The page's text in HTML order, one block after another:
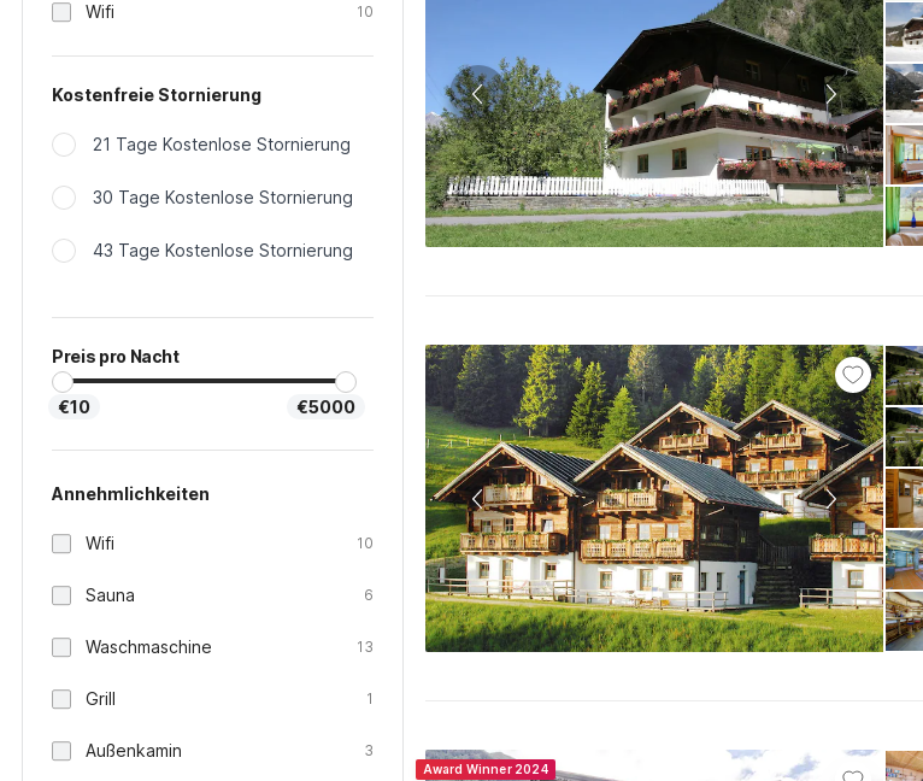
Wifi 10
Kostenfreie Stornierung
21 Tage Kostenlose Stornierung
30 Tage Kostenlose Stornierung
43 Tage Kostenlose Stornierung
Preis pro Nacht
€10 €5000
Annehmlichkeiten
Wifi 10
Sauna 6
Waschmaschine 13
Grill 1
Außenkamin 3
Award Winner 2024